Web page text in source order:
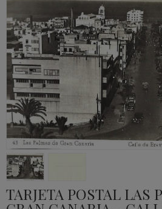
TARJETA POSTAL LAS